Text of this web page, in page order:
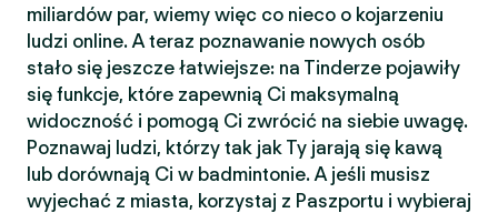
miliardów par, wiemy więc co nieco o kojarzeniu
ludzi online. A teraz poznawanie nowych osób
stało się jeszcze łatwiejsze: na Tinderze pojawiły
się funkcje, które zapewnią Ci maksymalną
widoczność i pomogą Ci zwrócić na siebie uwagę.
Poznawaj ludzi, którzy tak jak Ty jarają się kawą
lub dorównają Ci w badmintonie. A jeśli musisz
wyjechać z miasta, korzystaj z Paszportu i wybieraj